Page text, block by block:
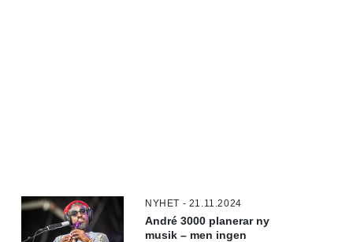
NYHET - 21.11.2024
André 3000 planerar ny
musik – men ingen